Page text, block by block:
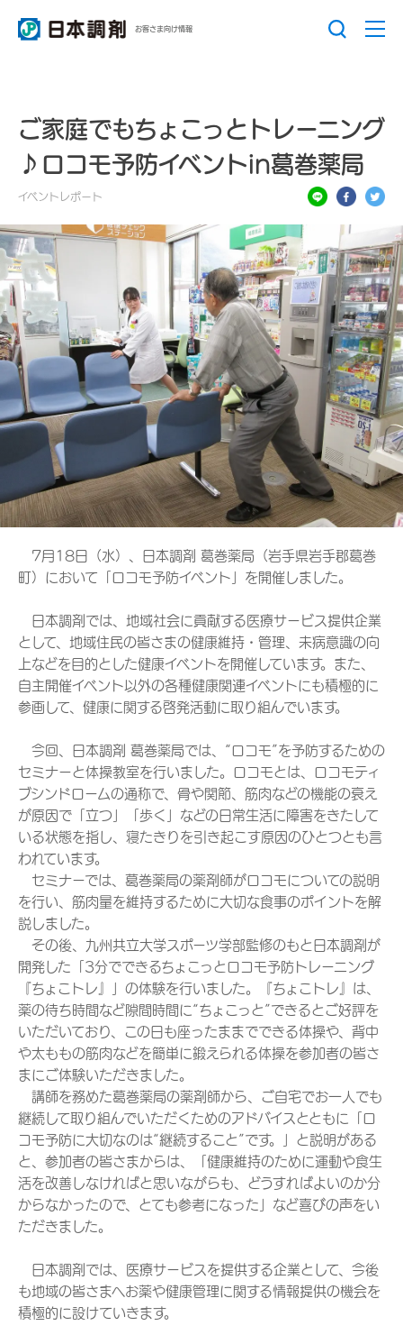
お客さま向け情報
ご家庭でもちょこっとトレーニング
♪ロコモ予防イベントin葛巻薬局
イベントレポート
7月18日（水）、日本調剤 葛巻薬局（岩手県岩手郡葛巻
町）において「ロコモ予防イベント」を開催しました。
日本調剤では、地域社会に貢献する医療サービス提供企業
として、地域住民の皆さまの健康維持・管理、未病意識の向
上などを目的とした健康イベントを開催しています。また、
自主開催イベント以外の各種健康関連イベントにも積極的に
参画して、健康に関する啓発活動に取り組んでいます。
今回、日本調剤 葛巻薬局では、“ロコモ”を予防するための
セミナーと体操教室を行いました。ロコモとは、ロコモティ
ブシンドロームの通称で、骨や関節、筋肉などの機能の衰え
が原因で「立つ」「歩く」などの日常生活に障害をきたして
いる状態を指し、寝たきりを引き起こす原因のひとつとも言
われています。
セミナーでは、葛巻薬局の薬剤師がロコモについての説明
を行い、筋肉量を維持するために大切な食事のポイントを解
説しました。
その後、九州共立大学スポーツ学部監修のもと日本調剤が
開発した「3分でできるちょこっとロコモ予防トレーニング
『ちょこトレ』」の体験を行いました。『ちょこトレ』は、
薬の待ち時間など隙間時間に“ちょこっと”できるとご好評を
いただいており、この日も座ったままでできる体操や、背中
や太ももの筋肉などを簡単に鍛えられる体操を参加者の皆さ
まにご体験いただきました。
講師を務めた葛巻薬局の薬剤師から、ご自宅でお一人でも
継続して取り組んでいただくためのアドバイスとともに「ロ
コモ予防に大切なのは“継続すること”です。」と説明がある
と、参加者の皆さまからは、「健康維持のために運動や食生
活を改善しなければと思いながらも、どうすればよいのか分
からなかったので、とても参考になった」など喜びの声をい
ただきました。
日本調剤では、医療サービスを提供する企業として、今後
も地域の皆さまへお薬や健康管理に関する情報提供の機会を
積極的に設けていきます。